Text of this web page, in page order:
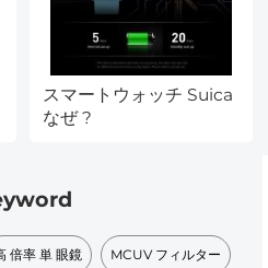
スマートウォッチ Suica
なぜ ?
倍率 単 眼鏡​ MCUV フィルター​